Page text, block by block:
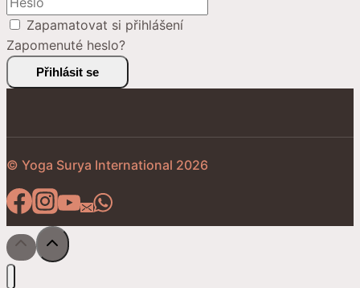
Zapamatovat si přihlášení
Zapomenuté heslo?
Přihlásit se
© Yoga Surya International 2026